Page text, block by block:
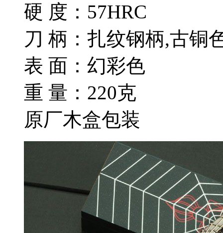
硬 度：57HRC
刀 柄：扎纹钢柄,古铜
表 面：幻彩色
重 量：220克
原厂木盒包装